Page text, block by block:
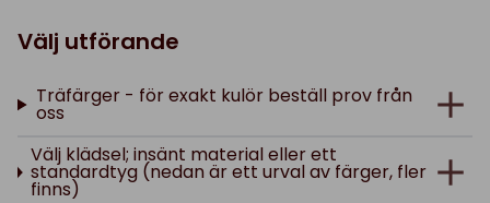
Välj utförande
Träfärger - för exakt kulör beställ prov från
oss
Välj klädsel; insänt material eller ett
standardtyg (nedan är ett urval av färger, fler
finns)